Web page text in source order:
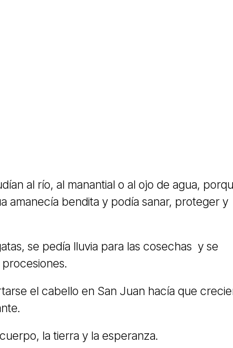
al río, al manantial o al ojo de agua,
amanecía bendita y podía sanar, proteger y
se pedía lluvia para las cosechas y se
el cabello en San Juan hacía que
la tierra y la esperanza.